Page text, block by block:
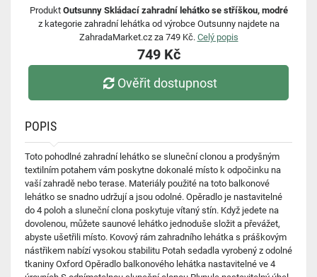
Produkt Outsunny Skládací zahradní lehátko se stříškou, modré
z kategorie zahradní lehátka od výrobce Outsunny najdete na
ZahradaMarket.cz za 749 Kč. Celý popis
749 Kč
Ověřit dostupnost
POPIS
Toto pohodlné zahradní lehátko se sluneční clonou a prodyšným
textilním potahem vám poskytne dokonalé místo k odpočinku na
vaší zahradě nebo terase. Materiály použité na toto balkonové
lehátko se snadno udržují a jsou odolné. Opěradlo je nastavitelné
do 4 poloh a sluneční clona poskytuje vítaný stín. Když jedete na
dovolenou, můžete saunové lehátko jednoduše složit a převážet,
abyste ušetřili místo. Kovový rám zahradního lehátka s práškovým
nástřikem nabízí vysokou stabilitu Potah sedadla vyrobený z odolné
tkaniny Oxford Opěradlo balkonového lehátka nastavitelné ve 4